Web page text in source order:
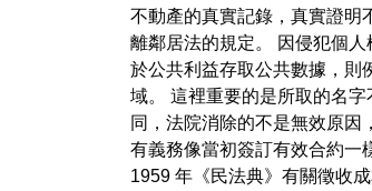
不動產的真實記錄，真實證明
離鄰居法的規定。 因侵犯個
於公共利益存取公共數據，則
域。 這裡重要的是所取的名
同，法院消除的不是無效原
有義務像當初簽訂有效合約一
1959 年《民法典》有關徵收